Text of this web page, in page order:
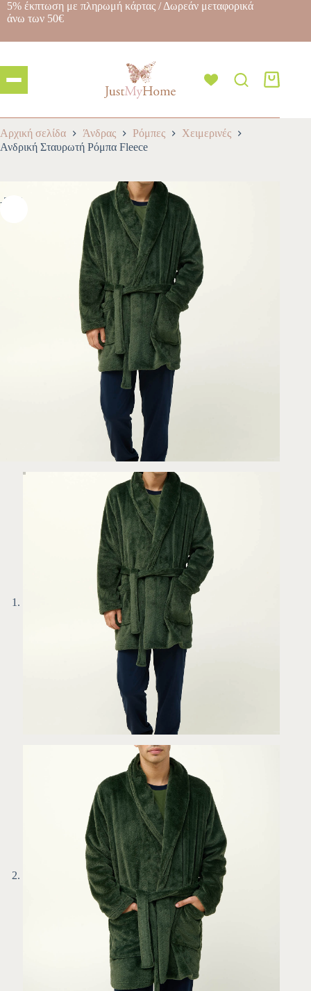
5% έκπτωση με πληρωμή κάρτας / Δωρεάν μεταφορικά
άνω των 50€
Αρχική σελίδα Άνδρας Ρόμπες
Χειμερινές
Ανδρική Σταυρωτή Ρόμπα Fleece
-30%